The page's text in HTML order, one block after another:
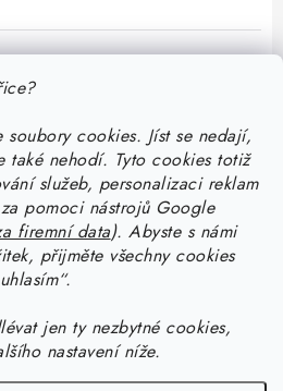
soubory cookies. Jíst se nedají,
také nehodí. Tyto cookies totiž
služeb, personalizaci reklam
pomoci nástrojů Google
firemní data). Abyste s námi
přijměte všechny cookies
jen ty nezbytné cookies,
nastavení níže.
si zdarma e-book pro
si zdarma e-book pro